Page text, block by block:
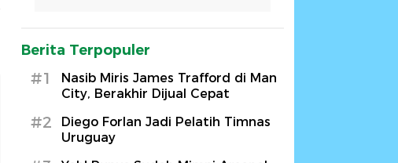
Berita Terpopuler
#1
Nasib Miris James Trafford di Man
City, Berakhir Dijual Cepat
#2
Diego Forlan Jadi Pelatih Timnas
Uruguay